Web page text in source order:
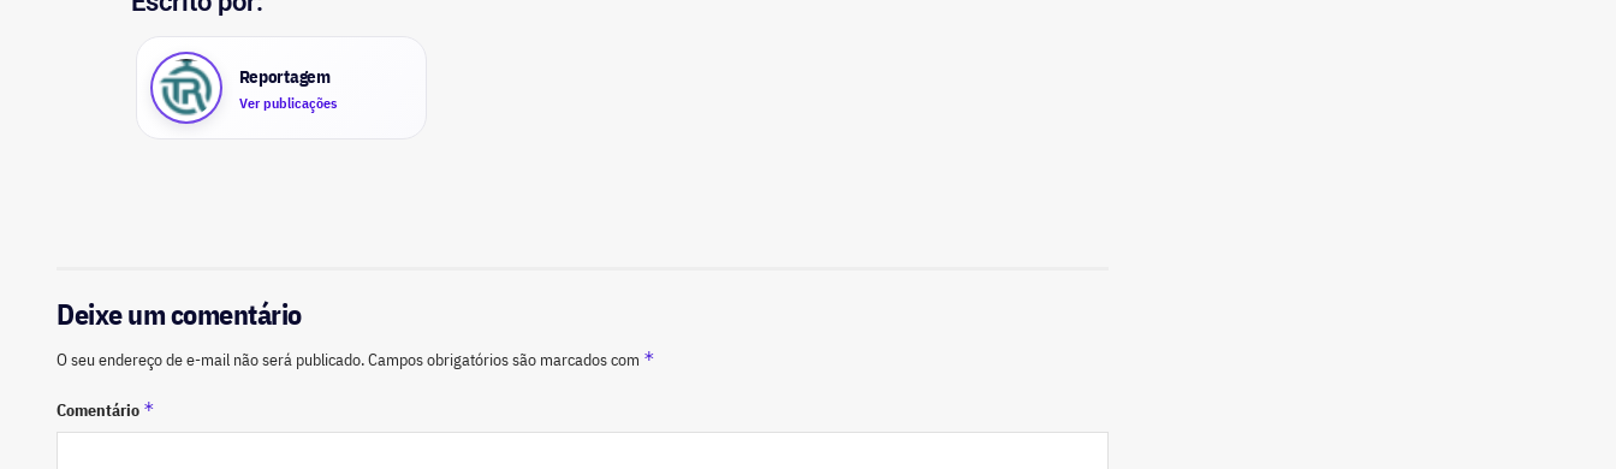
Reportagem
Ver publicações
Deixe um comentário
O seu endereço de e-mail não será publicado.Campos obrigatórios são marcados com *
Comentário *